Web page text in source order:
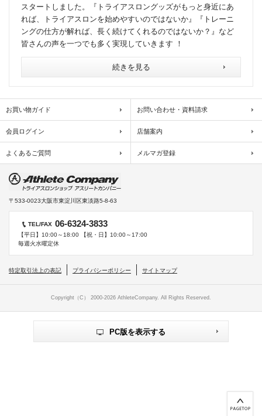
スタートしました。『トライアスロングッズがもっと身近にあ
れば、トライアスロンを始めやすいのではないか』『トレーニ
ングの仕方が解れば、長く続けてくれるのではないか？』など
皆さんの声を一つでも多く実現していきます ！
続きを見る
お買い物ガイド お問い合わせ・資料請求
会員ログイン 店舗案内
よくあるご質問 メルマガ登録
〒533-0023大阪市東淀川区東淡路5-8-63
TEL/FAX 06-6324-3833
【平日】10:00～18:00 【祝・日】10:00～17:00
毎週火水曜定休
特定取引法上の表記 プライバシーポリシー サイトマップ
Copyright（C） 2000-2026 AthleteCompany. All Rights Reserved.
PC版を表示する